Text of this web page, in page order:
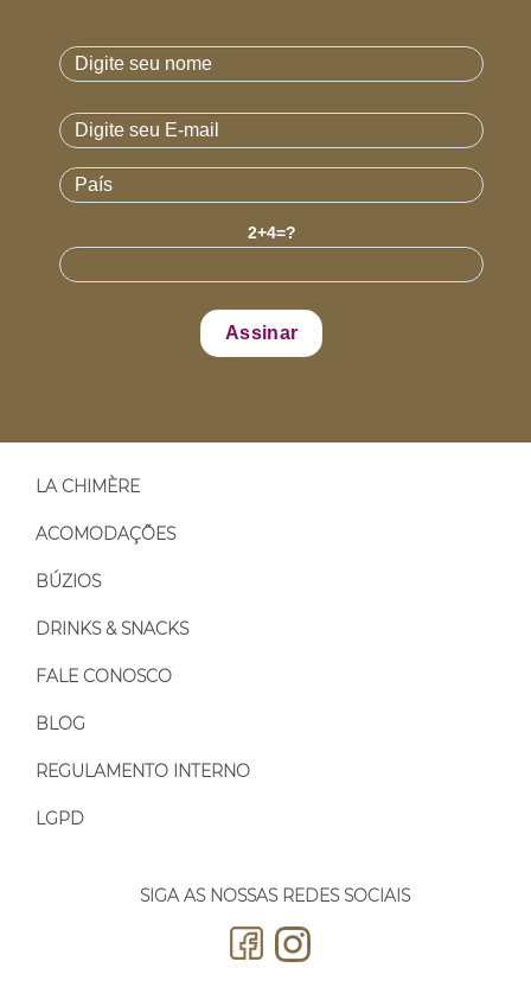
2+4=?
LA CHIMÈRE
ACOMODAÇÕES
BÚZIOS
DRINKS & SNACKS
FALE CONOSCO
BLOG
REGULAMENTO INTERNO
LGPD
SIGA AS NOSSAS REDES SOCIAIS